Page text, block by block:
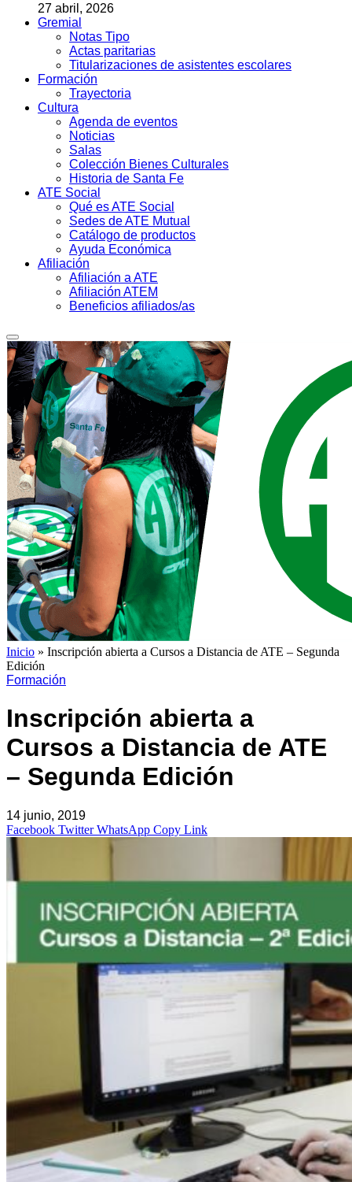
27 abril, 2026
Gremial
Notas Tipo
Actas paritarias
Titularizaciones de asistentes escolares
Formación
Trayectoria
Cultura
Agenda de eventos
Noticias
Salas
Colección Bienes Culturales
Historia de Santa Fe
ATE Social
Qué es ATE Social
Sedes de ATE Mutual
Catálogo de productos
Ayuda Económica
Afiliación
Afiliación a ATE
Afiliación ATEM
Beneficios afiliados/as
Inicio » Inscripción abierta a Cursos a Distancia de ATE – Segunda
Edición
Formación
Inscripción abierta a
Cursos a Distancia de ATE
– Segunda Edición
14 junio, 2019
Facebook Twitter WhatsApp Copy Link